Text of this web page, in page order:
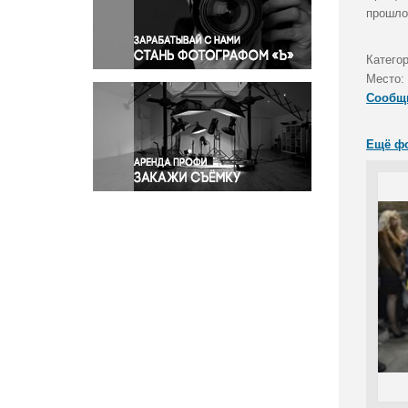
Правосудие
Происшествия и конфликты
Религия
Светская жизнь
Спорт
Экология
Экономика и бизнес
Место:
Ещё